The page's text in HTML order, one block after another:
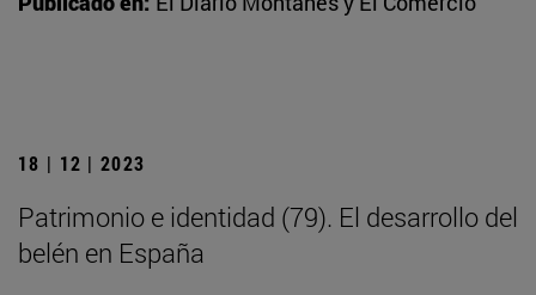
18 | 12 | 2023
Patrimonio e identidad (79). El desarrollo del
belén en España